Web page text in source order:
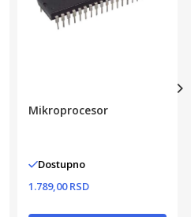
Mikroprocesor
Dostupno
1.789,00 RSD